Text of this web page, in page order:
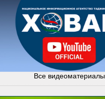
Все видеоматериалы